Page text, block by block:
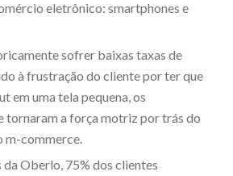
eletrônico: smartphones e
sofrer baixas taxas de
à frustração do cliente por ter que
em uma tela pequena, os
tornaram a força motriz por trás do
m-commerce.
da Oberlo, 75% dos clientes